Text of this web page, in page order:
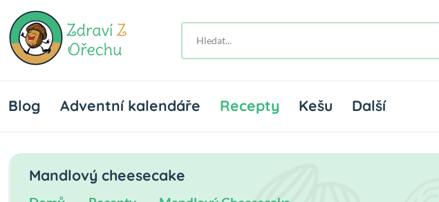
Blog Adventní kalendáře Recepty Kešu Další
Mandlový cheesecake